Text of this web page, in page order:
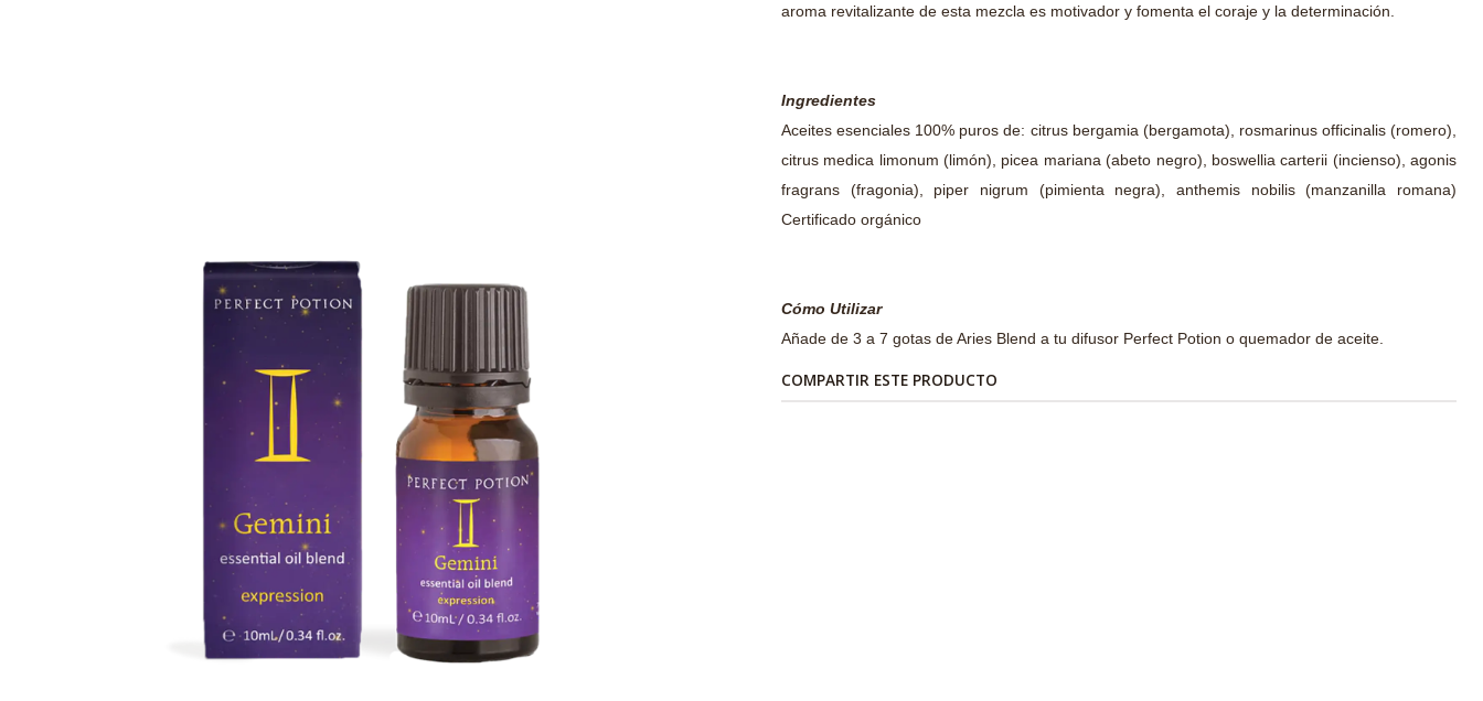
aroma revitalizante de esta mezcla es motivador y fomenta el coraje y la determinación.
Ingredientes
Aceites esenciales 100% puros de: citrus bergamia (bergamota), rosmarinus officinalis (romero),
citrus medica limonum (limón), picea mariana (abeto negro), boswellia carterii (incienso), agonis
fragrans (fragonia), piper nigrum (pimienta negra), anthemis nobilis (manzanilla romana)
Certificado orgánico
Cómo Utilizar
Añade de 3 a 7 gotas de Aries Blend a tu difusor Perfect Potion o quemador de aceite.
COMPARTIR ESTE PRODUCTO